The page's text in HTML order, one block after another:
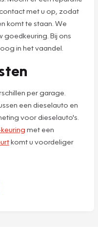
met u op, zodat
komt te staan. We
goedkeuring. Bij ons
in het vaandel.
per garage.
een dieselauto en
voor dieselauto's.
met een
komt u voordeliger